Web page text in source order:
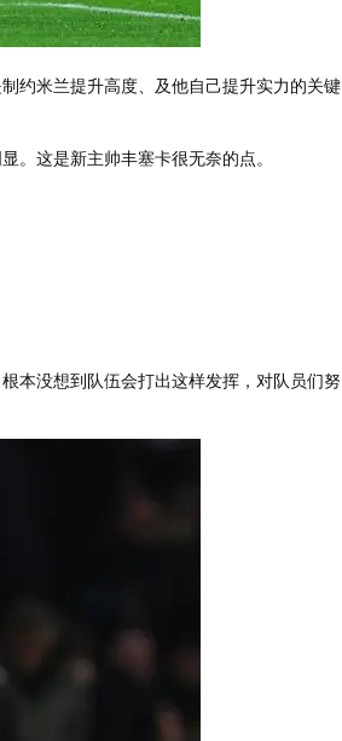
约米兰提升高度、及他自己提升实力的关键
。这是新主帅丰塞卡很无奈的点。
本没想到队伍会打出这样发挥，对队员们努